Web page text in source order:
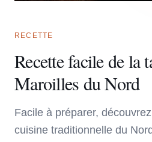
RECETTE
Recette facile de la
Maroilles du Nord
Facile à préparer,
cuisine traditionnelle du